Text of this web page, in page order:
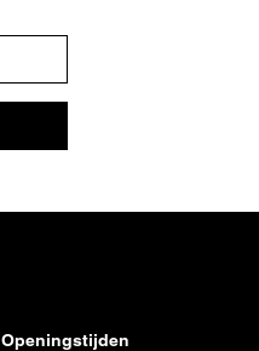
Openingstijden